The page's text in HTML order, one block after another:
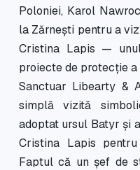
Poloniei, Karol
la Zărnești pentru a
Cristina Lapis —
proiecte de protecție
Sanctuar Libearty &
simplă vizită
adoptat ursul Batyr și
Cristina Lapis
Faptul că un șef de